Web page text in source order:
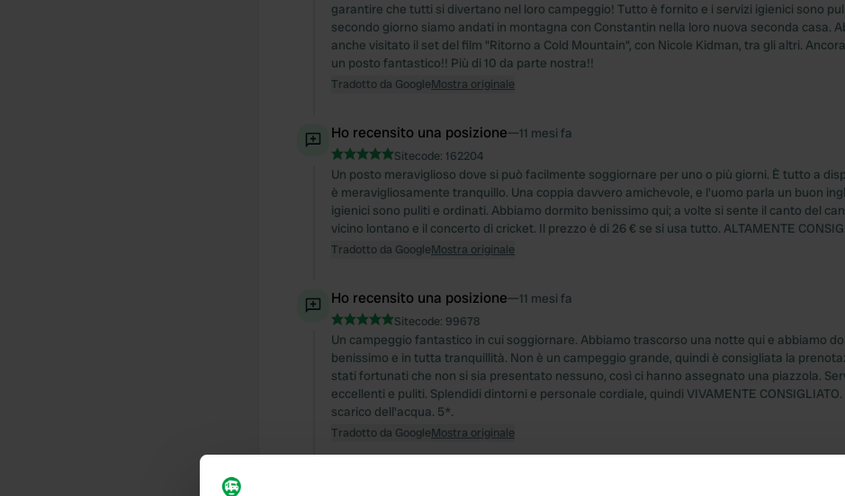
garantire che tutti si divertano nel loro campeggio! Tutto è fornito e i servizi igienici sono
secondo giorno siamo andati in montagna con Constantin nella loro nuova seconda casa.
anche visitato il set del film "Ritorno a Cold Mountain", con Nicole Kidman, tra gli altri.
un posto fantastico!! Più di 10 da parte nostra!!
Tradotto da GoogleMostra originale
Ho recensito una posizione—11 mesi fa
Sitecode: 162204
Un posto meraviglioso dove si può facilmente soggiornare per uno o più giorni. È tutto a
è meravigliosamente tranquillo. Una coppia davvero amichevole, e l'uomo parla un buon
igienici sono puliti e ordinati. Abbiamo dormito benissimo qui; a volte si sente il canto del
vicino lontano e il concerto di cricket. Il prezzo è di 26 € se si usa tutto. ALTAMENTE
Tradotto da GoogleMostra originale
Ho recensito una posizione—11 mesi fa
Sitecode: 99678
Un campeggio fantastico in cui soggiornare. Abbiamo trascorso una notte qui e abbiamo
benissimo e in tutta tranquillità. Non è un campeggio grande, quindi è consigliata la
stati fortunati che non si sia presentato nessuno, così ci hanno assegnato una piazzola.
eccellenti e puliti. Splendidi dintorni e personale cordiale, quindi VIVAMENTE
scarico dell'acqua. 5*.
Tradotto da GoogleMostra originale